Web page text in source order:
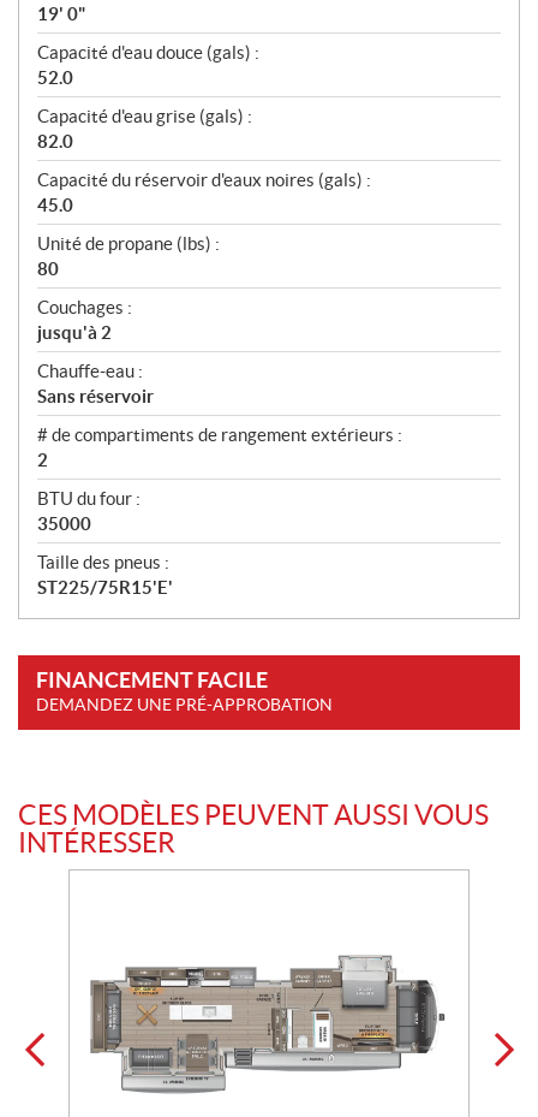
19' 0"
Capacité d'eau douce (gals) :
52.0
Capacité d'eau grise (gals) :
82.0
Capacité du réservoir d'eaux noires (gals) :
45.0
Unité de propane (lbs) :
80
Couchages :
jusqu'à 2
Chauffe-eau :
Sans réservoir
# de compartiments de rangement extérieurs :
2
BTU du four :
35000
Taille des pneus :
ST225/75R15'E'
FINANCEMENT FACILE
DEMANDEZ UNE PRÉ-APPROBATION
CES MODÈLES PEUVENT AUSSI VOUS
INTÉRESSER